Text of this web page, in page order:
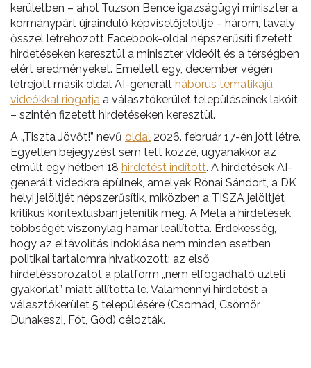
kerületben – ahol Tuzson Bence igazságügyi miniszter a
kormánypárt újrainduló képviselőjelöltje – három, tavaly
ősszel létrehozott Facebook-oldal népszerűsíti fizetett
hirdetéseken keresztül a miniszter videóit és a térségben
elért eredményeket. Emellett egy, december végén
létrejött másik oldal AI-generált háborús tematikájú
videókkal riogatja a választókerület településeinek lakóit
– szintén fizetett hirdetéseken keresztül.
A „Tiszta Jövőt!” nevű oldal 2026. február 17-én jött létre.
Egyetlen bejegyzést sem tett közzé, ugyanakkor az
elmúlt egy hétben 18 hirdetést indított. A hirdetések AI-
generált videókra épülnek, amelyek Rónai Sándort, a DK
helyi jelöltjét népszerűsítik, miközben a TISZA jelöltjét
kritikus kontextusban jelenítik meg. A Meta a hirdetések
többségét viszonylag hamar leállította. Érdekesség,
hogy az eltávolítás indoklása nem minden esetben
politikai tartalomra hivatkozott: az első
hirdetéssorozatot a platform „nem elfogadható üzleti
gyakorlat” miatt állította le. Valamennyi hirdetést a
választókerület 5 településére (Csomád, Csömör,
Dunakeszi, Fót, Göd) célozták.